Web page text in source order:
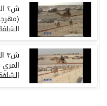
الشلفة
الشلفة